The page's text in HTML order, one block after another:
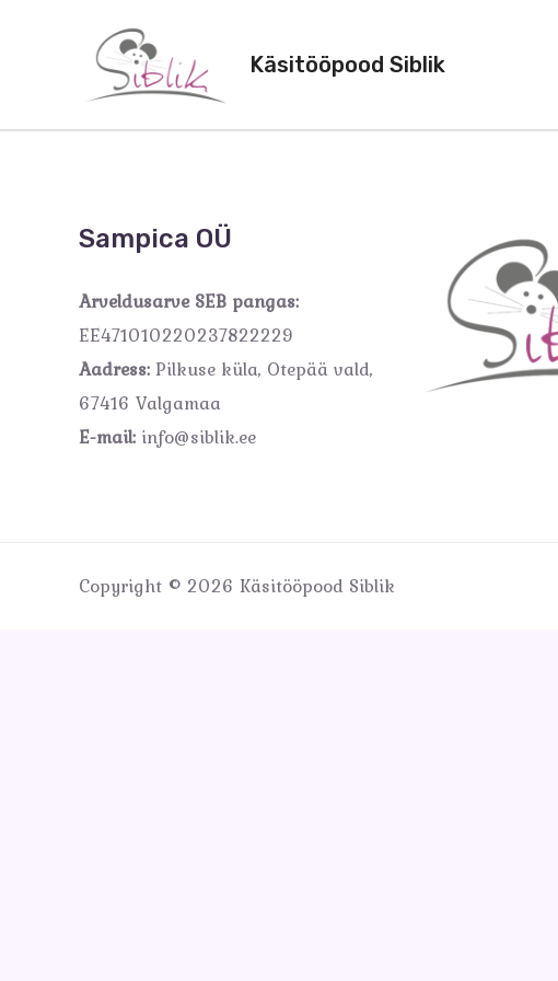
Käsitööpood Siblik
Sampica OÜ
Arveldusarve SEB pangas:
EE471010220237822229
Aadress: Pilkuse küla, Otepää vald,
67416 Valgamaa
E-mail: info@siblik.ee
Copyright © 2026 Käsitööpood Siblik